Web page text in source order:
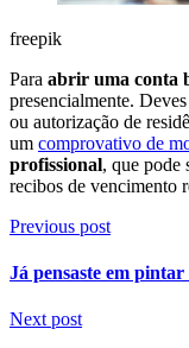
freepik
Para abrir uma conta
presencialmente.
ou autorização de
um comprovativo de
profissional, que pode
recibos de vencimento
Previous post
Já pensaste em
Next post